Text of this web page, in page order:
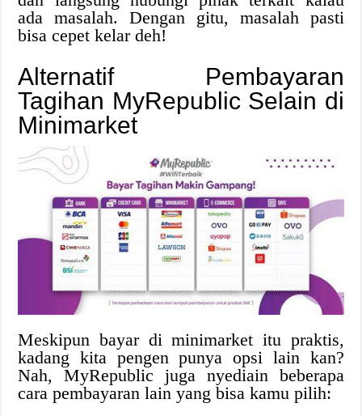
ada masalah. Dengan gitu, masalah pasti
bisa cepet kelar deh!
Alternatif Pembayaran
Tagihan MyRepublic Selain di
Minimarket
Meskipun bayar di minimarket itu praktis,
kadang kita pengen punya opsi lain kan?
Nah, MyRepublic juga nyediain beberapa
cara pembayaran lain yang bisa kamu pilih: